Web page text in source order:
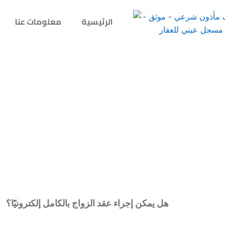
الرئيسية معلومات عنا
هل يمكن إجراء عقد الزواج بالكامل إلكترونيًا؟